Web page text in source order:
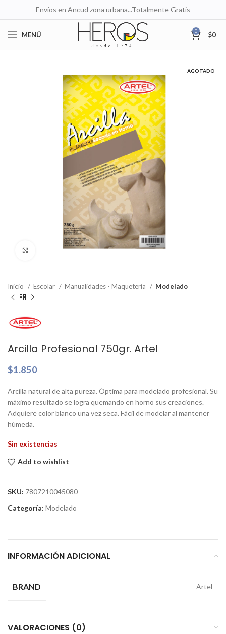
Envíos en Ancud zona urbana...Totalmente Gratis
MENÚ 0 $0
AGOTADO
Clic para ampliar
Inicio Escolar Manualidades - Maqueteria Modelado
Arcilla Profesional 750gr. Artel
$1.850
Arcilla natural de alta pureza. Óptima para modelado profesional. Su
máximo resultado se logra quemando en horno sus creaciones.
Adquiere color blanco una vez seca. Fácil de modelar al mantener
húmeda.
Sin existencias
Add to wishlist
SKU: 7807210045080
Categoría: Modelado
INFORMACIÓN ADICIONAL
BRAND Artel
VALORACIONES (0)